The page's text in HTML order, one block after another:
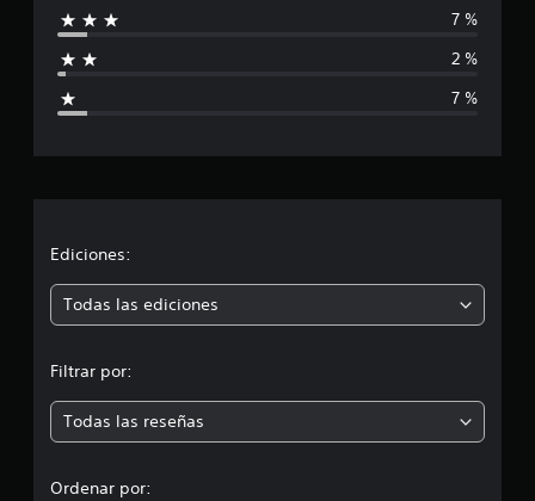
m
e
7 %
2 %
7 %
Ediciones:
Todas las ediciones
Filtrar por:
Todas las reseñas
Ordenar por: